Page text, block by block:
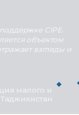
CIPE.
объектом
взгляды и
малого и